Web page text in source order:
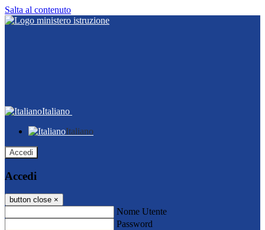
Salta al contenuto
Italiano
Italiano
Accedi
Accedi
button close ×
Nome Utente
Password